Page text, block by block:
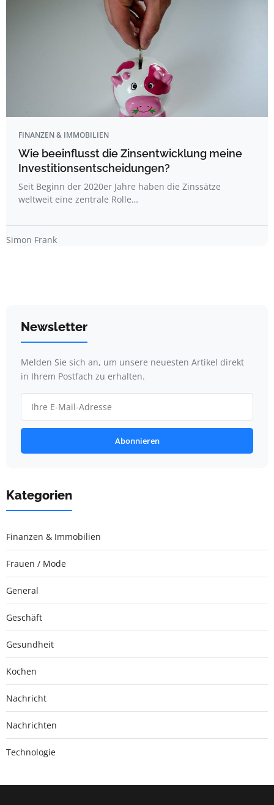
FINANZEN & IMMOBILIEN
Wie beeinflusst die Zinsentwicklung meine
Investitionsentscheidungen?
Seit Beginn der 2020er Jahre haben die Zinssätze
weltweit eine zentrale Rolle…
Simon Frank
Newsletter
Melden Sie sich an, um unsere neuesten Artikel direkt
in Ihrem Postfach zu erhalten.
Abonnieren
Kategorien
Finanzen & Immobilien
Frauen / Mode
General
Geschäft
Gesundheit
Kochen
Nachricht
Nachrichten
Technologie